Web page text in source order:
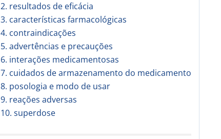
2. resultados de eficácia
3. características farmacológicas
4. contraindicações
5. advertências e precauções
6. interações medicamentosas
7. cuidados de armazenamento do medicamento
8. posologia e modo de usar
9. reações adversas
10. superdose